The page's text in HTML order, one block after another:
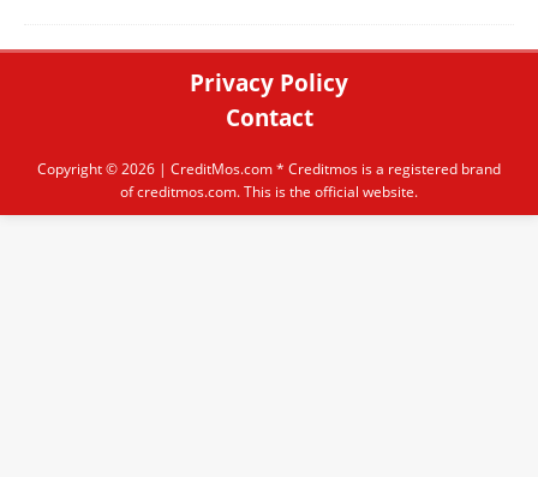
Privacy Policy
Contact
Copyright © 2026 | CreditMos.com* Creditmos is a registered brand
of creditmos.com. This is the official website.